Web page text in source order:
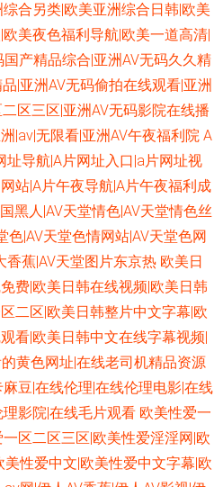
合另类|欧美亚洲综合日韩|欧美
美夜色福利导航|欧美一道高清|
国产精品综合|亚洲AV无码久久精
|亚洲AV无码偷拍在线观看|亚洲
区三区|亚洲AV无码影院在线播
|av|无限看|亚洲AV午夜福利院 A
址导航|A片网址入口|a片网址视
站|A片午夜导航|A片午夜福利成
黑人|AV天堂情色|AV天堂情色丝
色|AV天堂色情网站|AV天堂色网
香蕉|AV天堂图片东京热 欧美日
费|欧美日韩在线视频|欧美日韩
二区|欧美日韩整片中文字幕|欧
看|欧美日韩中文在线字幕视频|
黄色网址|在线老司机精品资源
豆|在线伦理|在线伦理电影|在线
影院|在线毛片观看 欧美性爱一
区二区三区|欧美性爱淫淫网|欧
性爱中文|欧美性爱中文字幕|欧